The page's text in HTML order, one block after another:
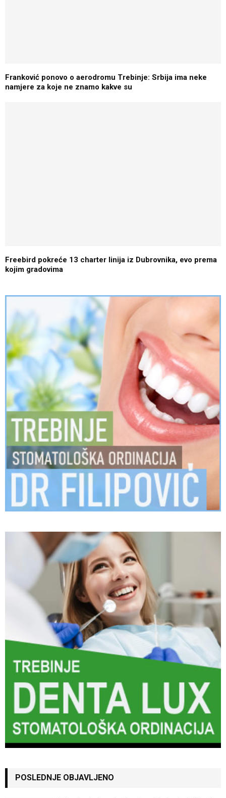
Franković ponovo o aerodromu Trebinje: Srbija ima neke
namjere za koje ne znamo kakve su
Freebird pokreće 13 charter linija iz Dubrovnika, evo prema
kojim gradovima
POSLEDNJE OBJAVLJENO